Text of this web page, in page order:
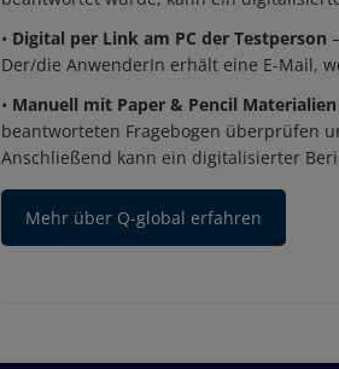
• Digital per Link am PC der Testperson
Der/die AnwenderIn erhält eine E-Mail,
• Manuell mit Paper & Pencil Materialien
beantworteten Fragebogen überprüfen
Anschließend kann ein digitalisierter
Mehr über Q-global erfahren